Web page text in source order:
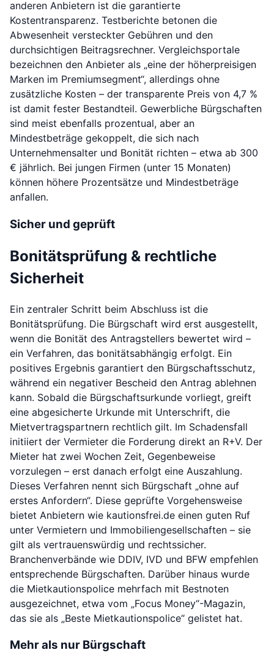
anderen Anbietern ist die garantierte
Kostentransparenz. Testberichte betonen die
Abwesenheit versteckter Gebühren und den
durchsichtigen Beitragsrechner. Vergleichsportale
bezeichnen den Anbieter als „eine der höherpreisigen
Marken im Premiumsegment“, allerdings ohne
zusätzliche Kosten – der transparente Preis von 4,7 %
ist damit fester Bestandteil. Gewerbliche Bürgschaften
sind meist ebenfalls prozentual, aber an
Mindestbeträge gekoppelt, die sich nach
Unternehmensalter und Bonität richten – etwa ab 300
€ jährlich. Bei jungen Firmen (unter 15 Monaten)
können höhere Prozentsätze und Mindestbeträge
anfallen.
Sicher und geprüft
Bonitätsprüfung & rechtliche
Sicherheit
Ein zentraler Schritt beim Abschluss ist die
Bonitätsprüfung. Die Bürgschaft wird erst ausgestellt,
wenn die Bonität des Antragstellers bewertet wird –
ein Verfahren, das bonitätsabhängig erfolgt. Ein
positives Ergebnis garantiert den Bürgschaftsschutz,
während ein negativer Bescheid den Antrag ablehnen
kann. Sobald die Bürgschaftsurkunde vorliegt, greift
eine abgesicherte Urkunde mit Unterschrift, die
Mietvertragspartnern rechtlich gilt. Im Schadensfall
initiiert der Vermieter die Forderung direkt an R+V. Der
Mieter hat zwei Wochen Zeit, Gegenbeweise
vorzulegen – erst danach erfolgt eine Auszahlung.
Dieses Verfahren nennt sich Bürgschaft „ohne auf
erstes Anfordern“. Diese geprüfte Vorgehensweise
bietet Anbietern wie kautionsfrei.de einen guten Ruf
unter Vermietern und Immobiliengesellschaften – sie
gilt als vertrauenswürdig und rechtssicher.
Branchenverbände wie DDIV, IVD und BFW empfehlen
entsprechende Bürgschaften. Darüber hinaus wurde
die Mietkautionspolice mehrfach mit Bestnoten
ausgezeichnet, etwa vom „Focus Money“-Magazin,
das sie als „Beste Mietkautionspolice“ gelistet hat.
Mehr als nur Bürgschaft